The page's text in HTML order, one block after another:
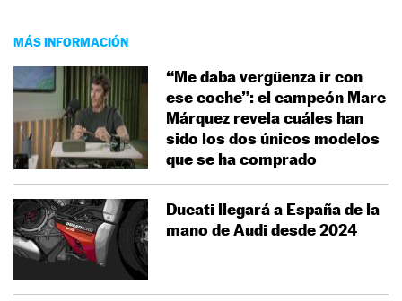
MÁS INFORMACIÓN
“Me daba vergüenza ir con
ese coche”: el campeón Marc
Márquez revela cuáles han
sido los dos únicos modelos
que se ha comprado
Ducati llegará a España de la
mano de Audi desde 2024